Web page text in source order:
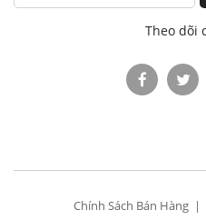
Theo dõi
Chính Sách Bán Hàng